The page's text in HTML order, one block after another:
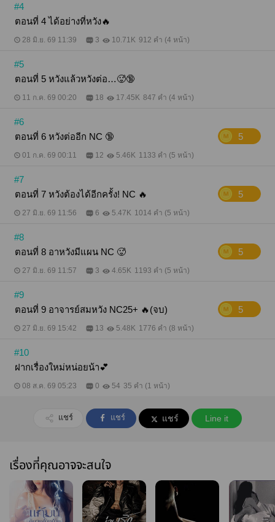
น้อย เพราะกลัวว่าจะไม่เหมาะสม ปฐพีใจเต้นตึกตัก แอบ
หวังว่าร่างกายจะเสียดสีกันอีก อยากอยู่ใกล้เธอคนนี้
นานๆ กลิ่นน้ำหอมที่ผสมกลิ่นตัวของเธอมันทำให้เขา
คะ?" "..." "อาหวังสินะคะ" - ตัวอย่างเนื้อหา 3 - "มานั่งนี่
กว้างอย่างว่าง่าย "ชงเหล้าให้พี่หน่อยสิแพต" "พี่?" "อืม
เหล้าให้พี่หน่อยสิแพต" "ค่ะพี่พี" ... . "หอมจังแพต น้ำหอม
หนูยี่ห้ออะไร" ปฐพีเอ่ยถามคนตัวเล็ก เมื่อได้กลิ่นน้ำหอ
มอ่อนๆ จากตัวเธอ "ก็ยี่ห้อธรรมดาทั่วไปนี่แหละค่ะ" "อืม"
#4
ตอนที่ 4 ได้อย่างที่หวัง🔥
28 มิ.ย. 69 11:39 3 10.71K 912 คำ (4 หน้า)
#5
ตอนที่ 5 หวังแล้วหวังต่อ…🥵🔞
11 ก.ค. 69 00:20 18 17.45K 847 คำ (4 หน้า)
#6
ตอนที่ 6 หวังต่ออีก NC 🔞
5
01 ก.ค. 69 00:11 12 5.46K 1133 คำ (5 หน้า)
#7
ตอนที่ 7 หวังต้องได้อีกครั้ง! NC 🔥
5
27 มิ.ย. 69 11:56 6 5.47K 1014 คำ (5 หน้า)
#8
ตอนที่ 8 อาหวังมีแผน NC 🥵
5
27 มิ.ย. 69 11:57 3 4.65K 1193 คำ (5 หน้า)
#9
ตอนที่ 9 อาจารย์สมหวัง NC25+ 🔥(จบ)
5
27 มิ.ย. 69 15:42 13 5.48K 1776 คำ (8 หน้า)
#10
ฝากเรื่องใหม่หน่อยน้า💕
08 ส.ค. 69 05:23 0 54 35 คำ (1 หน้า)
แชร์ แชร์ แชร์ Line it
เรื่องที่คุณอาจจะสนใจ